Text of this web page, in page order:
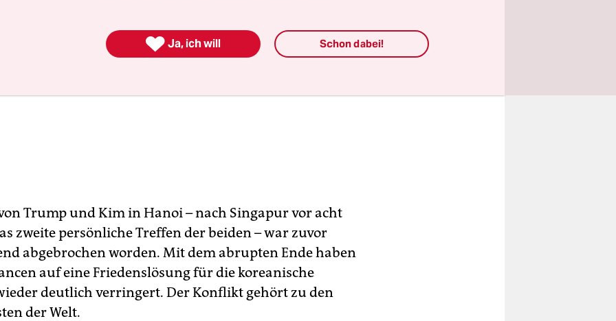
Trump und Kim in Hanoi – nach Singapur vor acht
zweite persönliche Treffen der beiden – war zuvor
abgebrochen worden. Mit dem abrupten Ende haben
auf eine Friedenslösung für die koreanische
deutlich verringert. Der Konflikt gehört zu den
der Welt.
 Ja, ich will Schon dabei!